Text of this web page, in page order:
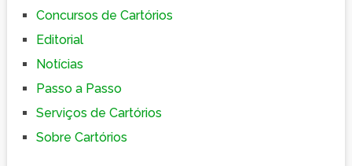
Concursos de Cartórios
Editorial
Notícias
Passo a Passo
Serviços de Cartórios
Sobre Cartórios